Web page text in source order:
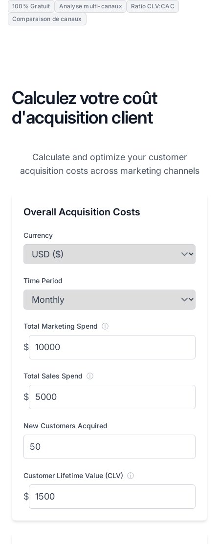
100% Gratuit Analyse multi-canaux
Ratio CLV:CAC
Comparaison de canaux
Calculez votre coût
d'acquisition client
Calculate and optimize your customer
acquisition costs across marketing channels
Overall Acquisition Costs
Currency
Time Period
Total Marketing Spend ⓘ
$
Total Sales Spend ⓘ
$
New Customers Acquired
Customer Lifetime Value (CLV) ⓘ
$